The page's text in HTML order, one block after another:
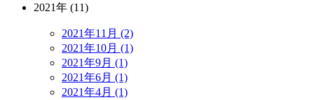
2021年 (11)
2021年11月 (2)
2021年10月 (1)
2021年9月 (1)
2021年6月 (1)
2021年4月 (1)